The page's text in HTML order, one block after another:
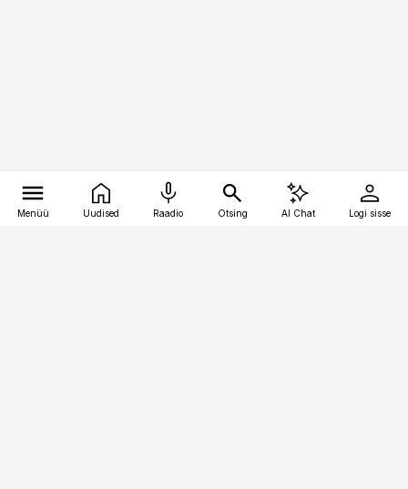
Menüü Uudised Raadio Otsing AI Chat Logi sisse